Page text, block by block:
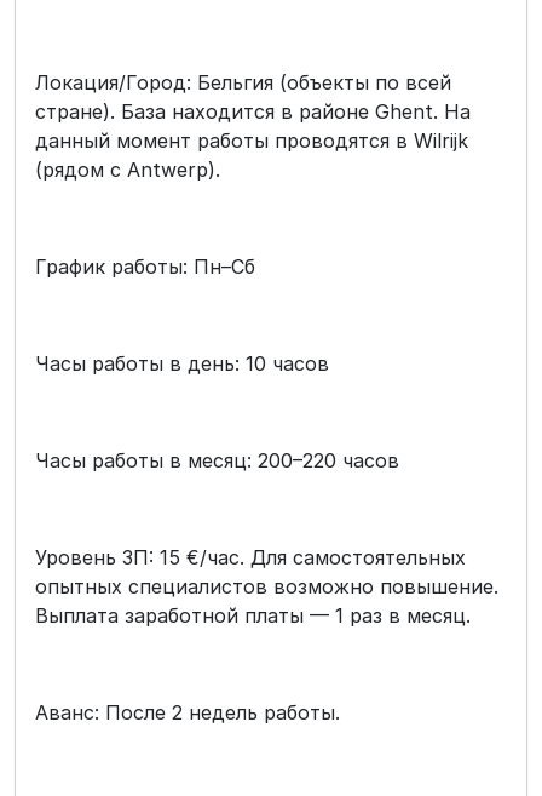
Локация/Город: Бельгия (объекты по всей
стране). База находится в районе Ghent. На
данный момент работы проводятся в Wilrijk
(рядом с Antwerp).
График работы: Пн–Сб
Часы работы в день: 10 часов
Часы работы в месяц: 200–220 часов
Уровень ЗП: 15 €/час. Для самостоятельных
опытных специалистов возможно повышение.
Выплата заработной платы — 1 раз в месяц.
Аванс: После 2 недель работы.